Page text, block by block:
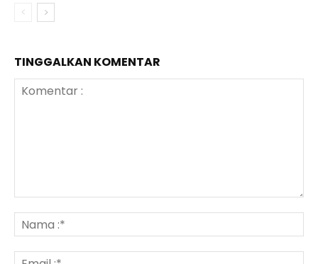
TINGGALKAN KOMENTAR
:*